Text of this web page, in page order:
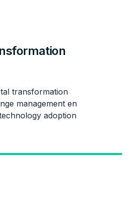
transformation
management en
adoption